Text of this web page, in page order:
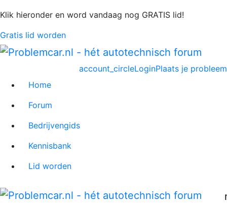
Klik hieronder en word vandaag nog GRATIS lid!
Gratis lid worden
Plaats je probleem
account_circleLogin
Home
Forum
Bedrijvengids
Kennisbank
Lid worden